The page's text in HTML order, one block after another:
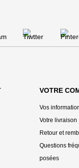
VOTRE
Vos
Votre livraison
Retour et
Questions
posées